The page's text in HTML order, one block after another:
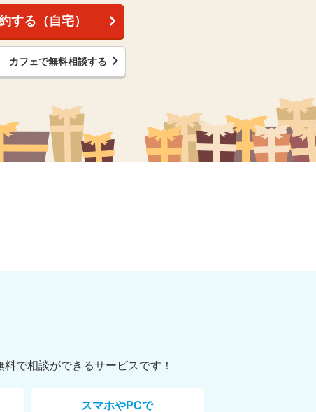
する（自宅）
カフェで無料相談する
で相談ができるサービスです！
スマホやPCで